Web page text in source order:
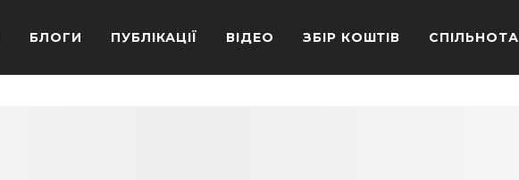
БЛОГИ ПУБЛІКАЦІЇ ВІДЕО ЗБІР КОШТІВ СПІЛЬНОТА